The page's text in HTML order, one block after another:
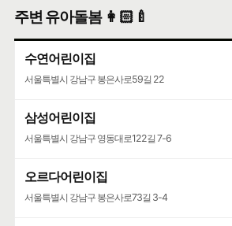
주변 유아돌봄 👩🏻‍🍼
수연어린이집
서울특별시 강남구 봉은사로59길 22
삼성어린이집
서울특별시 강남구 영동대로122길 7-6
오르다어린이집
서울특별시 강남구 봉은사로73길 3-4